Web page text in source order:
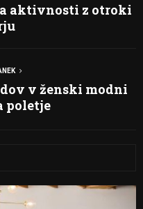
aktivnosti z otroki
v ženski modni
poletje